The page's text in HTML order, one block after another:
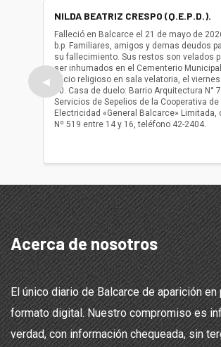
◀
NILDA BEATRIZ CRESPO (Q.E.P.D.).
Falleció en Balcarce el 21 de mayo de
b.p. Familiares, amigos y demas deudos
su fallecimiento. Sus restos son velados
ser inhumados en el Cementerio
oficio religioso en sala velatoria, el
10. Casa de duelo: Barrio Arquitectura N°
Servicios de Sepelios de la Cooperativa de
Electricidad «General Balcarce» Limitada,
Nº 519 entre 14 y 16, teléfono 42-2404.
Acerca de nosotros
El único diario de Balcarce de aparición en
formato digital. Nuestro compromiso es
verdad, con información chequeada, sin